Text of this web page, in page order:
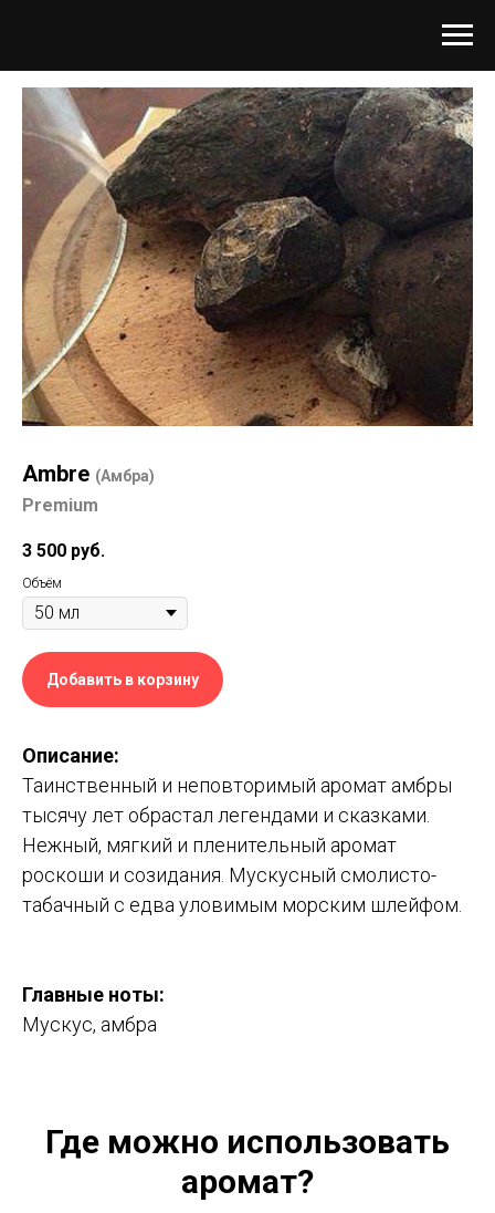
Ambre (Амбра)
Premium
3 500 руб.
Объём
Добавить в корзину
Описание:
Таинственный и неповторимый аромат амбры
тысячу лет обрастал легендами и сказками.
Нежный, мягкий и пленительный аромат
роскоши и созидания. Мускусный смолисто-
табачный с едва уловимым морским шлейфом.
Главные ноты:
Мускус, амбра
Где можно использовать
аромат?